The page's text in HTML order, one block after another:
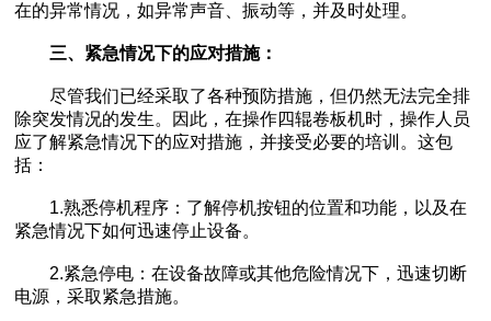
在的异常情况，如异常声音、振动等，并及时处理。
三、紧急情况下的应对措施：
尽管我们已经采取了各种预防措施，但仍然无法完全排
除突发情况的发生。因此，在操作四辊卷板机时，操作人员
应了解紧急情况下的应对措施，并接受必要的培训。这包
括：
1.熟悉停机程序：了解停机按钮的位置和功能，以及在
紧急情况下如何迅速停止设备。
2.紧急停电：在设备故障或其他危险情况下，迅速切断
电源，采取紧急措施。